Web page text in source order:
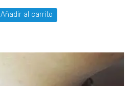
Añadir al carrito